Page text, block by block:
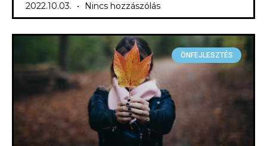
2022.10.03. Nincs hozzászólás
ÖNFEJLESZTÉS